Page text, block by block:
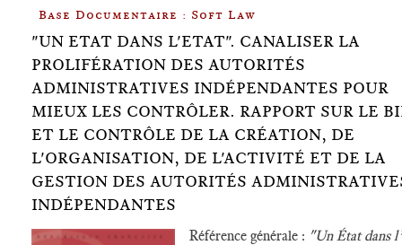
Base Documentaire : Soft Law
"UN ETAT DANS L'ETAT". CANALISER LA
PROLIFÉRATION DES AUTORITÉS
ADMINISTRATIVES INDÉPENDANTES POUR
MIEUX LES CONTRÔLER. RAPPORT SUR LE
ET LE CONTRÔLE DE LA CRÉATION, DE
L'ORGANISATION, DE L'ACTIVITÉ ET DE LA
GESTION DES AUTORITÉS
INDÉPENDANTES
Référence générale : "Un État dans